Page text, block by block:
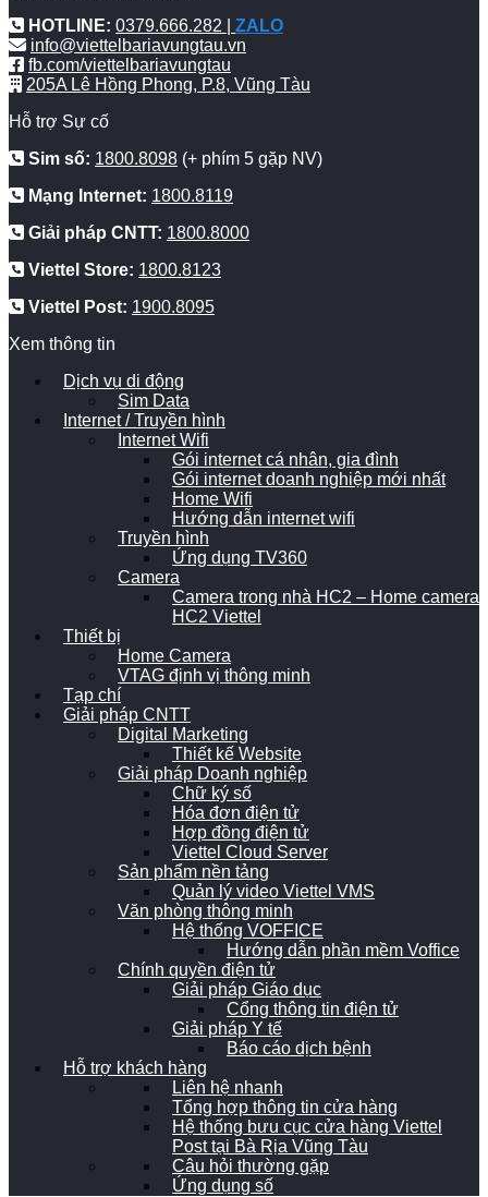
HOTLINE: 0379.666.282 | ZALO
info@viettelbariavungtau.vn
fb.com/viettelbariavungtau
205A Lê Hồng Phong, P.8, Vũng Tàu
Hỗ trợ Sự cố
Sim số: 1800.8098 (+ phím 5 gặp NV)
Mạng Internet: 1800.8119
Giải pháp CNTT: 1800.8000
Viettel Store: 1800.8123
Viettel Post: 1900.8095
Xem thông tin
Dịch vụ di động
Sim Data
Internet / Truyền hình
Internet Wifi
Gói internet cá nhân, gia đình
Gói internet doanh nghiệp mới nhất
Home Wifi
Hướng dẫn internet wifi
Truyền hình
Ứng dụng TV360
Camera
Camera trong nhà HC2 – Home camera
HC2 Viettel
Thiết bị
Home Camera
VTAG định vị thông minh
Tạp chí
Giải pháp CNTT
Digital Marketing
Thiết kế Website
Giải pháp Doanh nghiệp
Chữ ký số
Hóa đơn điện tử
Hợp đồng điện tử
Viettel Cloud Server
Sản phẩm nền tảng
Quản lý video Viettel VMS
Văn phòng thông minh
Hệ thống VOFFICE
Hướng dẫn phần mềm Voffice
Chính quyền điện tử
Giải pháp Giáo dục
Cổng thông tin điện tử
Giải pháp Y tế
Báo cáo dịch bệnh
Hỗ trợ khách hàng
Liên hệ nhanh
Tổng hợp thông tin cửa hàng
Hệ thống bưu cục cửa hàng Viettel
Post tại Bà Rịa Vũng Tàu
Câu hỏi thường gặp
Ứng dụng số